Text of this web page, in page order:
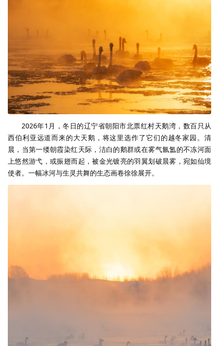
2026年1月，冬日的辽宁省朝阳市北票红村天鹅湾，数百只从
西伯利亚远道而来的大天鹅，将这里选作了它们的越冬家园。清
晨，当第一缕朝霞染红天际，洁白的鹅群或在雾气氤氲的不冻河面
上悠然游弋，或振翅而起，被金光镀亮的羽翼划破晨雾，宛如仙境
使者。一幅冰河与生灵共舞的生态画卷徐徐展开。